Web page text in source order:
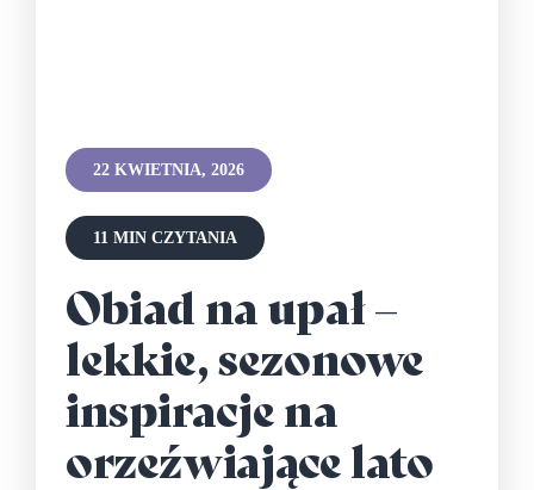
22 KWIETNIA, 2026
11 MIN CZYTANIA
Obiad na upał –
lekkie, sezonowe
inspiracje na
orzeźwiające lato